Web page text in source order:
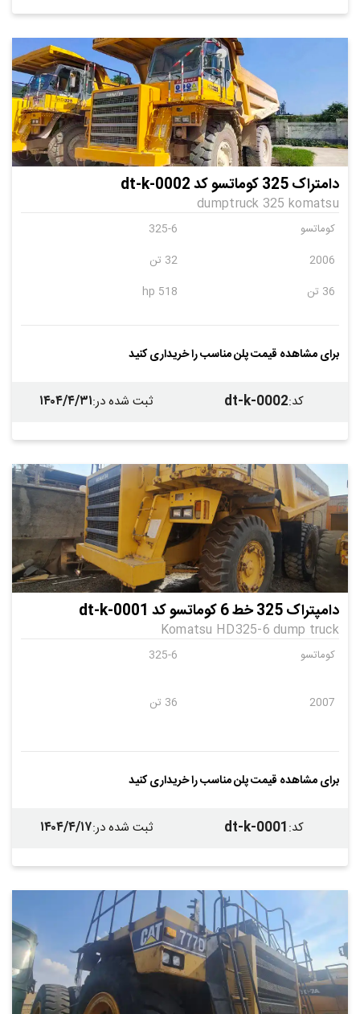
دامتراک 325 کوماتسو کد dt-k-0002
dumptruck 325 komatsu
کوماتسو
325-6
2006
32 تن
36 تن
518 hp
برای مشاهده قیمت پلن مناسب را خریداری کنید
کد:
dt-k-0002 ثبت شده در:۱۴۰۴/۴/۳۱
دامپتراک 325 خط 6 کوماتسو کد dt-k-0001
Komatsu HD325-6 dump truck
کوماتسو 325-6
2007 36 تن
برای مشاهده قیمت پلن مناسب را خریداری کنید
کد:
dt-k-0001 ثبت شده در:۱۴۰۴/۴/۱۷